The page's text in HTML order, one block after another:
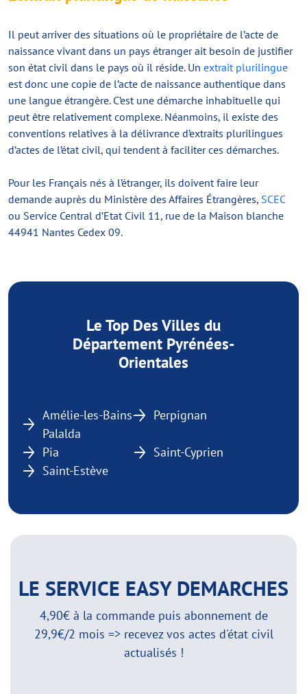
Il peut arriver des situations où le propriétaire de l’acte de
naissance vivant dans un pays étranger ait besoin de justifier
son état civil dans le pays où il réside. Un extrait plurilingue
est donc une copie de l’acte de naissance authentique dans
une langue étrangère. C’est une démarche inhabituelle qui
peut être relativement complexe. Néanmoins, il existe des
conventions relatives à la délivrance d’extraits plurilingues
d’actes de l’état civil, qui tendent à faciliter ces démarches.
Pour les Français nés à l’étranger, ils doivent faire leur
demande auprès du Ministère des Affaires Étrangères, SCEC
ou Service Central d’Etat Civil 11, rue de la Maison blanche
44941 Nantes Cedex 09.
Le Top Des Villes du
Département Pyrénées-
Orientales
Amélie-les-Bains-
Palalda
Perpignan
Pia
Saint-Cyprien
Saint-Estève
LE SERVICE EASY DEMARCHES
4,90€ à la commande puis abonnement de
29,9€/2 mois => recevez vos actes d'état civil
actualisés !